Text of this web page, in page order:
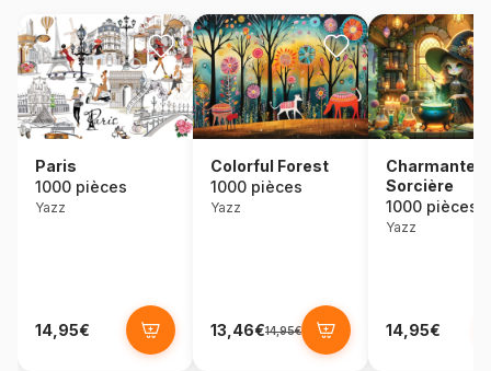
Paris
1000 pièces
Yazz
14,95€
Colorful Forest
1000 pièces
Yazz
13,46€14,95€
Charmante
Sorcière
1000 pièces
Yazz
14,95€